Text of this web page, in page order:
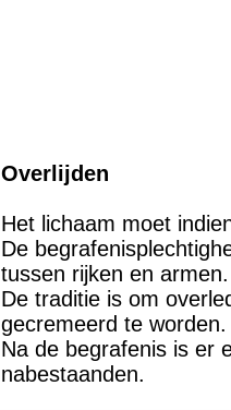
Overlijden
Het lichaam moet
De
tussen rijken en armen.
De traditie is om
gecremeerd te worden.
Na de begrafenis is er
nabestaanden.